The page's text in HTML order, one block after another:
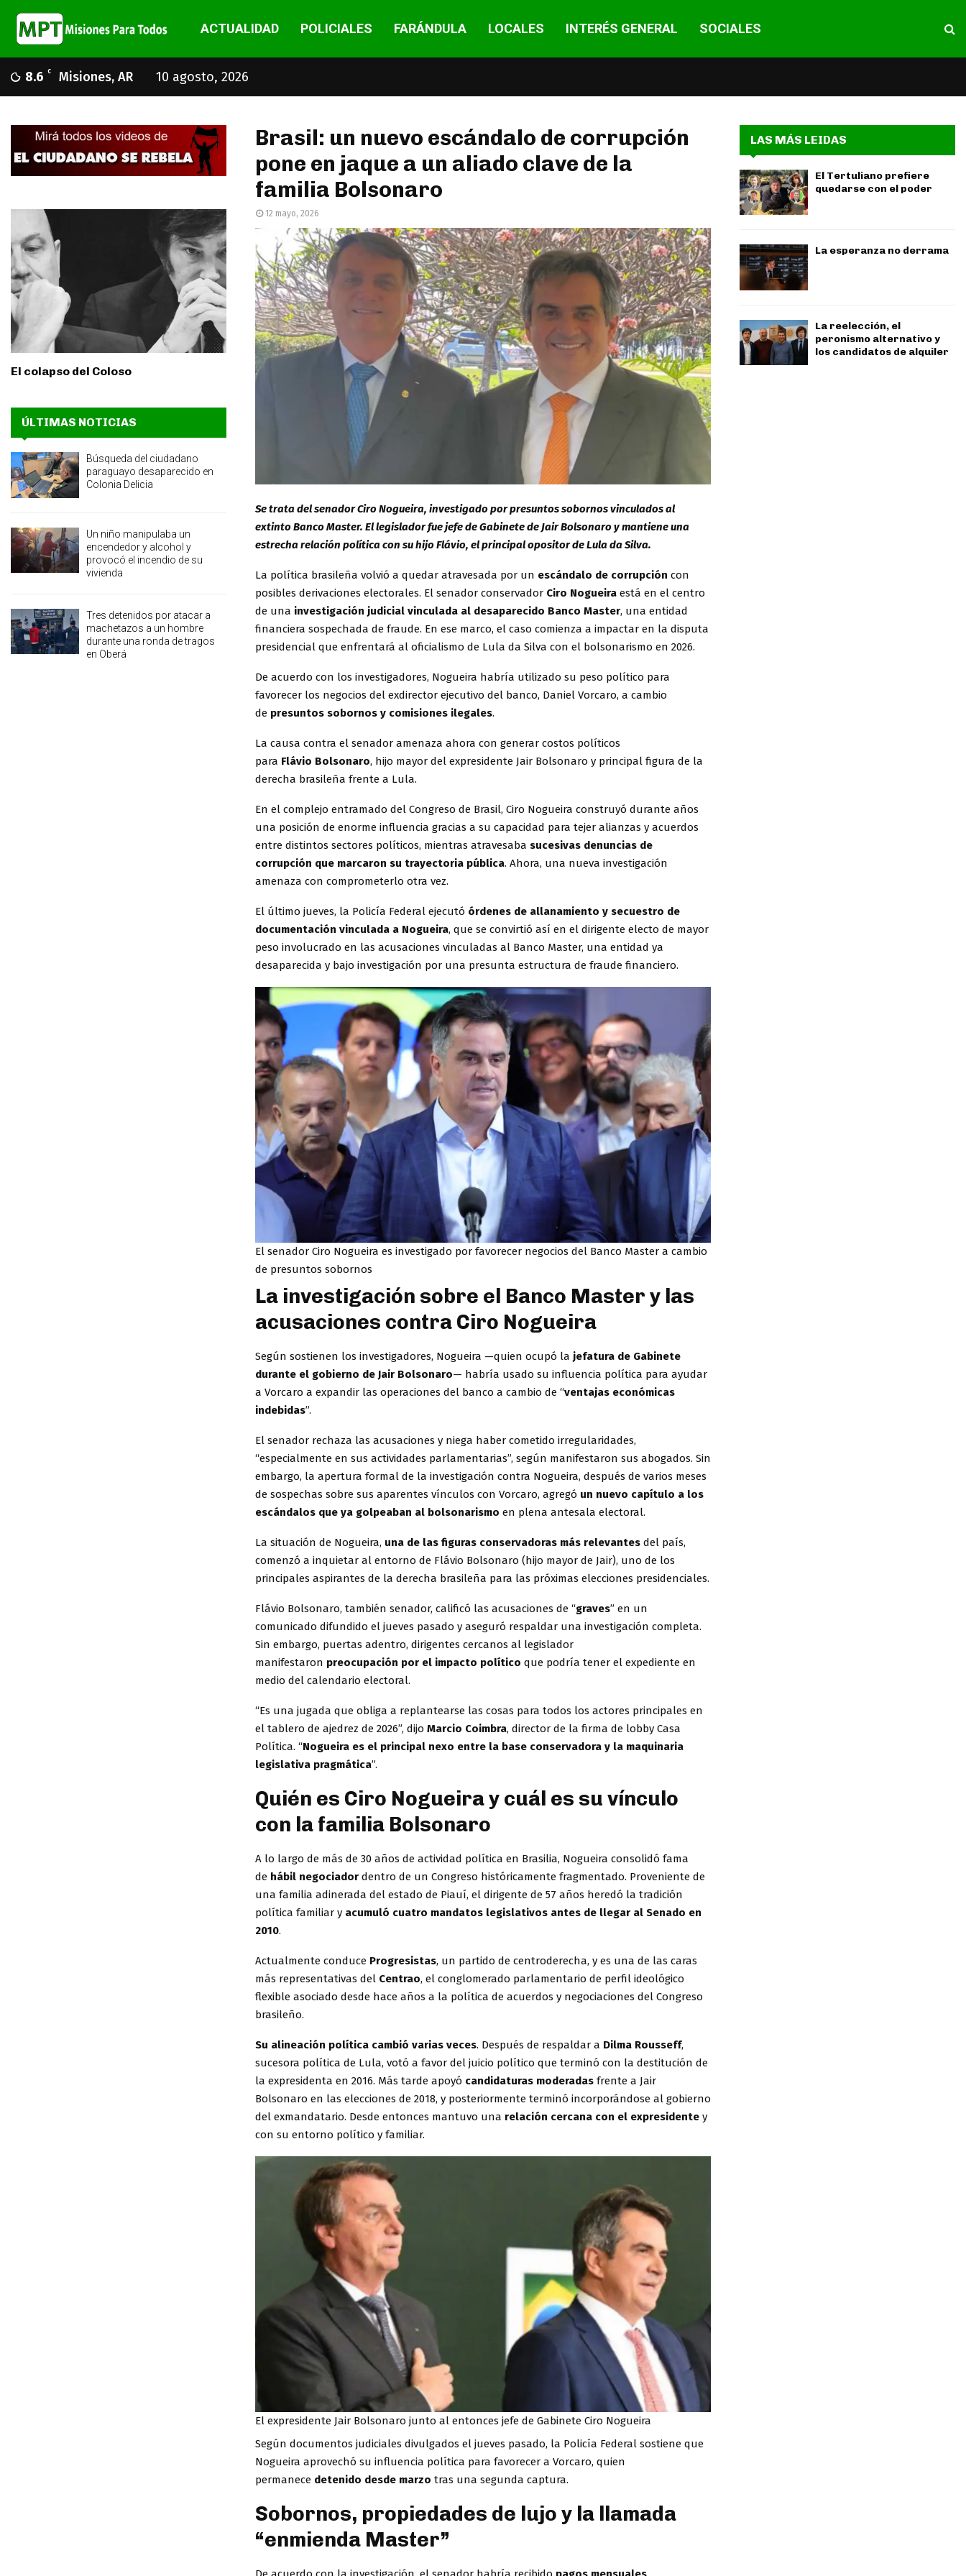
ACTUALIDAD POLICIALES FARÁNDULA LOCALES INTERÉS GENERAL SOCIALES
8.6 C Misiones, AR 10 agosto, 2026
Brasil: un nuevo escándalo de corrupción
pone en jaque a un aliado clave de la
familia Bolsonaro
12 mayo, 2026
Se trata del senador Ciro Nogueira, investigado por presuntos sobornos vinculados al
extinto Banco Master. El legislador fue jefe de Gabinete de Jair Bolsonaro y mantiene una
estrecha relación política con su hijo Flávio, el principal opositor de Lula da Silva.
La política brasileña volvió a quedar atravesada por un escándalo de corrupción con
posibles derivaciones electorales. El senador conservador Ciro Nogueira está en el centro
de una investigación judicial vinculada al desaparecido Banco Master, una entidad
financiera sospechada de fraude. En ese marco, el caso comienza a impactar en la disputa
presidencial que enfrentará al oficialismo de Lula da Silva con el bolsonarismo en 2026.
De acuerdo con los investigadores, Nogueira habría utilizado su peso político para
favorecer los negocios del exdirector ejecutivo del banco, Daniel Vorcaro, a cambio
de presuntos sobornos y comisiones ilegales.
La causa contra el senador amenaza ahora con generar costos políticos
para Flávio Bolsonaro, hijo mayor del expresidente Jair Bolsonaro y principal figura de la
derecha brasileña frente a Lula.
En el complejo entramado del Congreso de Brasil, Ciro Nogueira construyó durante años
una posición de enorme influencia gracias a su capacidad para tejer alianzas y acuerdos
entre distintos sectores políticos, mientras atravesaba sucesivas denuncias de
corrupción que marcaron su trayectoria pública. Ahora, una nueva investigación
amenaza con comprometerlo otra vez.
El último jueves, la Policía Federal ejecutó órdenes de allanamiento y secuestro de
documentación vinculada a Nogueira, que se convirtió así en el dirigente electo de mayor
peso involucrado en las acusaciones vinculadas al Banco Master, una entidad ya
desaparecida y bajo investigación por una presunta estructura de fraude financiero.
El senador Ciro Nogueira es investigado por favorecer negocios del Banco Master a cambio
de presuntos sobornos
La investigación sobre el Banco Master y las
acusaciones contra Ciro Nogueira
Según sostienen los investigadores, Nogueira —quien ocupó la jefatura de Gabinete
durante el gobierno de Jair Bolsonaro— habría usado su influencia política para ayudar
a Vorcaro a expandir las operaciones del banco a cambio de “ventajas económicas
indebidas”.
El senador rechaza las acusaciones y niega haber cometido irregularidades,
“especialmente en sus actividades parlamentarias”, según manifestaron sus abogados. Sin
embargo, la apertura formal de la investigación contra Nogueira, después de varios meses
de sospechas sobre sus aparentes vínculos con Vorcaro, agregó un nuevo capítulo a los
escándalos que ya golpeaban al bolsonarismo en plena antesala electoral.
La situación de Nogueira, una de las figuras conservadoras más relevantes del país,
comenzó a inquietar al entorno de Flávio Bolsonaro (hijo mayor de Jair), uno de los
principales aspirantes de la derecha brasileña para las próximas elecciones presidenciales.
Flávio Bolsonaro, también senador, calificó las acusaciones de “graves” en un
comunicado difundido el jueves pasado y aseguró respaldar una investigación completa.
Sin embargo, puertas adentro, dirigentes cercanos al legislador
manifestaron preocupación por el impacto político que podría tener el expediente en
medio del calendario electoral.
“Es una jugada que obliga a replantearse las cosas para todos los actores principales en
el tablero de ajedrez de 2026”, dijo Marcio Coimbra, director de la firma de lobby Casa
Política. “Nogueira es el principal nexo entre la base conservadora y la maquinaria
legislativa pragmática”.
Quién es Ciro Nogueira y cuál es su vínculo
con la familia Bolsonaro
A lo largo de más de 30 años de actividad política en Brasilia, Nogueira consolidó fama
de hábil negociador dentro de un Congreso históricamente fragmentado. Proveniente de
una familia adinerada del estado de Piauí, el dirigente de 57 años heredó la tradición
política familiar y acumuló cuatro mandatos legislativos antes de llegar al Senado en
2010.
Actualmente conduce Progresistas, un partido de centroderecha, y es una de las caras
más representativas del Centrao, el conglomerado parlamentario de perfil ideológico
flexible asociado desde hace años a la política de acuerdos y negociaciones del Congreso
brasileño.
Su alineación política cambió varias veces. Después de respaldar a Dilma Rousseff,
sucesora política de Lula, votó a favor del juicio político que terminó con la destitución de
la expresidenta en 2016. Más tarde apoyó candidaturas moderadas frente a Jair
Bolsonaro en las elecciones de 2018, y posteriormente terminó incorporándose al gobierno
del exmandatario. Desde entonces mantuvo una relación cercana con el expresidente y
con su entorno político y familiar.
El expresidente Jair Bolsonaro junto al entonces jefe de Gabinete Ciro Nogueira
Según documentos judiciales divulgados el jueves pasado, la Policía Federal sostiene que
Nogueira aprovechó su influencia política para favorecer a Vorcaro, quien
permanece detenido desde marzo tras una segunda captura.
Sobornos, propiedades de lujo y la llamada
“enmienda Master”
El colapso del Coloso
ÚLTIMAS NOTICIAS
Búsqueda del ciudadano
paraguayo desaparecido en
Colonia Delicia
Un niño manipulaba un
encendedor y alcohol y
provocó el incendio de su
vivienda
Tres detenidos por atacar a
machetazos a un hombre
durante una ronda de tragos
en Oberá
LAS MÁS LEIDAS
El Tertuliano prefiere
quedarse con el poder
La esperanza no derrama
La reelección, el
peronismo alternativo y
los candidatos de alquiler